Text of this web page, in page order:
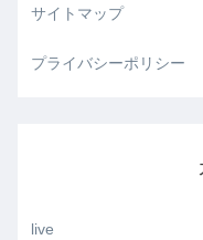
サイトマップ
プライバシーポリシー
live